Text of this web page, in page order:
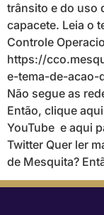
trânsito e do uso
capacete. Leia o
Controle
https://
e-tema-de-acao-
Não segue as
Então, clique
YouTube e aqui
Twitter Quer ler
de Mesquita?